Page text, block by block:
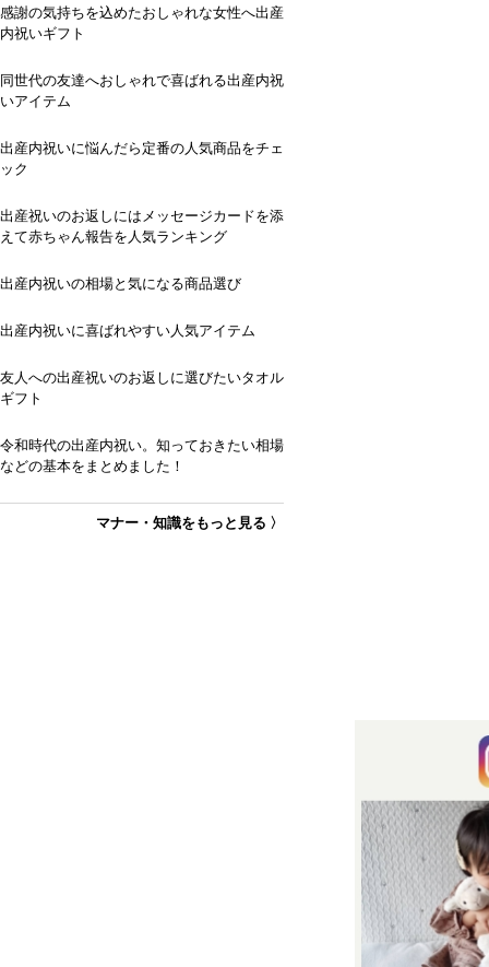
感謝の気持ちを込めたおしゃれな女性へ出産
内祝いギフト
同世代の友達へおしゃれで喜ばれる出産内祝
いアイテム
出産内祝いに悩んだら定番の人気商品をチェ
ック
出産祝いのお返しにはメッセージカードを添
えて赤ちゃん報告を人気ランキング
出産内祝いの相場と気になる商品選び
出産内祝いに喜ばれやすい人気アイテム
友人への出産祝いのお返しに選びたいタオル
ギフト
令和時代の出産内祝い。知っておきたい相場
などの基本をまとめました！
マナー・知識をもっと見る 〉